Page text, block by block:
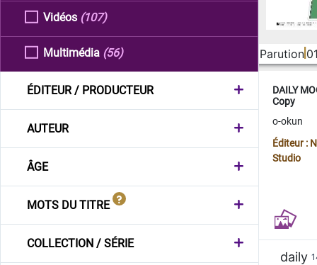
Vidéos (107)
Multimédia (56)
ÉDITEUR / PRODUCTEUR
AUTEUR
ÂGE
MOTS DU TITRE
COLLECTION / SÉRIE
Parution
DAILY
Copy
o-okun
Éditeur :
Studio
daily